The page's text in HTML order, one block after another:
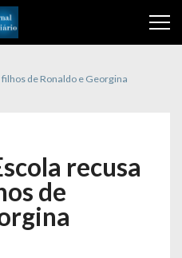
de Ronaldo e Georgina
recusa
de